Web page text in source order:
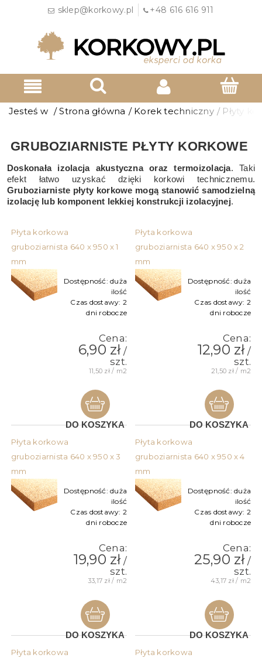
sklep@korkowy.pl +48 616 616 911
Jesteś w / Strona główna / Korek techniczny / Płyty
GRUBOZIARNISTE PŁYTY KORKOWE
Doskonała izolacja akustyczna oraz termoizolacja. Taki
efekt łatwo uzyskać dzięki korkowi technicznemu.
Gruboziarniste płyty korkowe mogą stanowić samodzielną
izolację lub komponent lekkiej konstrukcji izolacyjnej.
Płyta korkowa
gruboziarnista 640 x 950 x 1
mm
Dostępność: duża
ilość
Czas dostawy: 2
dni robocze
Cena:
6,90 zł/
szt.
11,50 zł / m2
DO KOSZYKA
Płyta korkowa
gruboziarnista 640 x 950 x 2
mm
Dostępność: duża
ilość
Czas dostawy: 2
dni robocze
Cena:
12,90 zł/
szt.
21,50 zł / m2
DO KOSZYKA
Płyta korkowa
gruboziarnista 640 x 950 x 3
mm
Dostępność: duża
ilość
Czas dostawy: 2
dni robocze
Cena:
19,90 zł/
szt.
33,17 zł / m2
DO KOSZYKA
Płyta korkowa
gruboziarnista 640 x 950 x 4
mm
Dostępność: duża
ilość
Czas dostawy: 2
dni robocze
Cena:
25,90 zł/
szt.
43,17 zł / m2
DO KOSZYKA
Płyta korkowa
Płyta korkowa